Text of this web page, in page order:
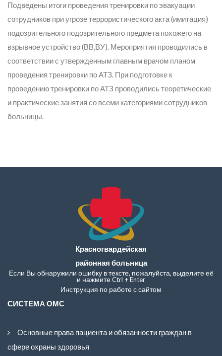
Подведены итоги проведения тренировки по эвакуации
сотрудников при угрозе террористического акта (имитация)
подозрительного подозрительного предмета похожего на
взрывное устройство (ВВ,ВУ). Мероприятия проводились в
соответствии с утвержденным главным врачом планом
проведения тренировки по АТЗ. При подготовке к
проведению тренировки по АТЗ проводились теоретические
и практические занятия со всеми категориями сотрудников
больницы.
Красногвардейская
районная больница
Если Вы обнаружили ошибку в тексте, пожалуйста, выделите её
и нажмите Ctrl + Enter
Инструкция по работе с сайтом
СИСТЕМА ОМС
Основные права пациента и обязанности граждан в
сфере охраны здоровья